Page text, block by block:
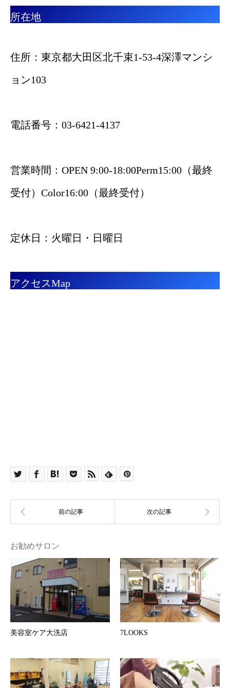
所在地
住所：東京都大田区北千束1-53-4深澤マンシ
ョン103
電話番号：03-6421-4137
営業時間：OPEN 9:00-18:00Perm15:00（最終
受付）Color16:00（最終受付）
定休日：火曜日・日曜日
アクセスMap
お勧めサロン
美容室ケア大洗店 7LOOKS